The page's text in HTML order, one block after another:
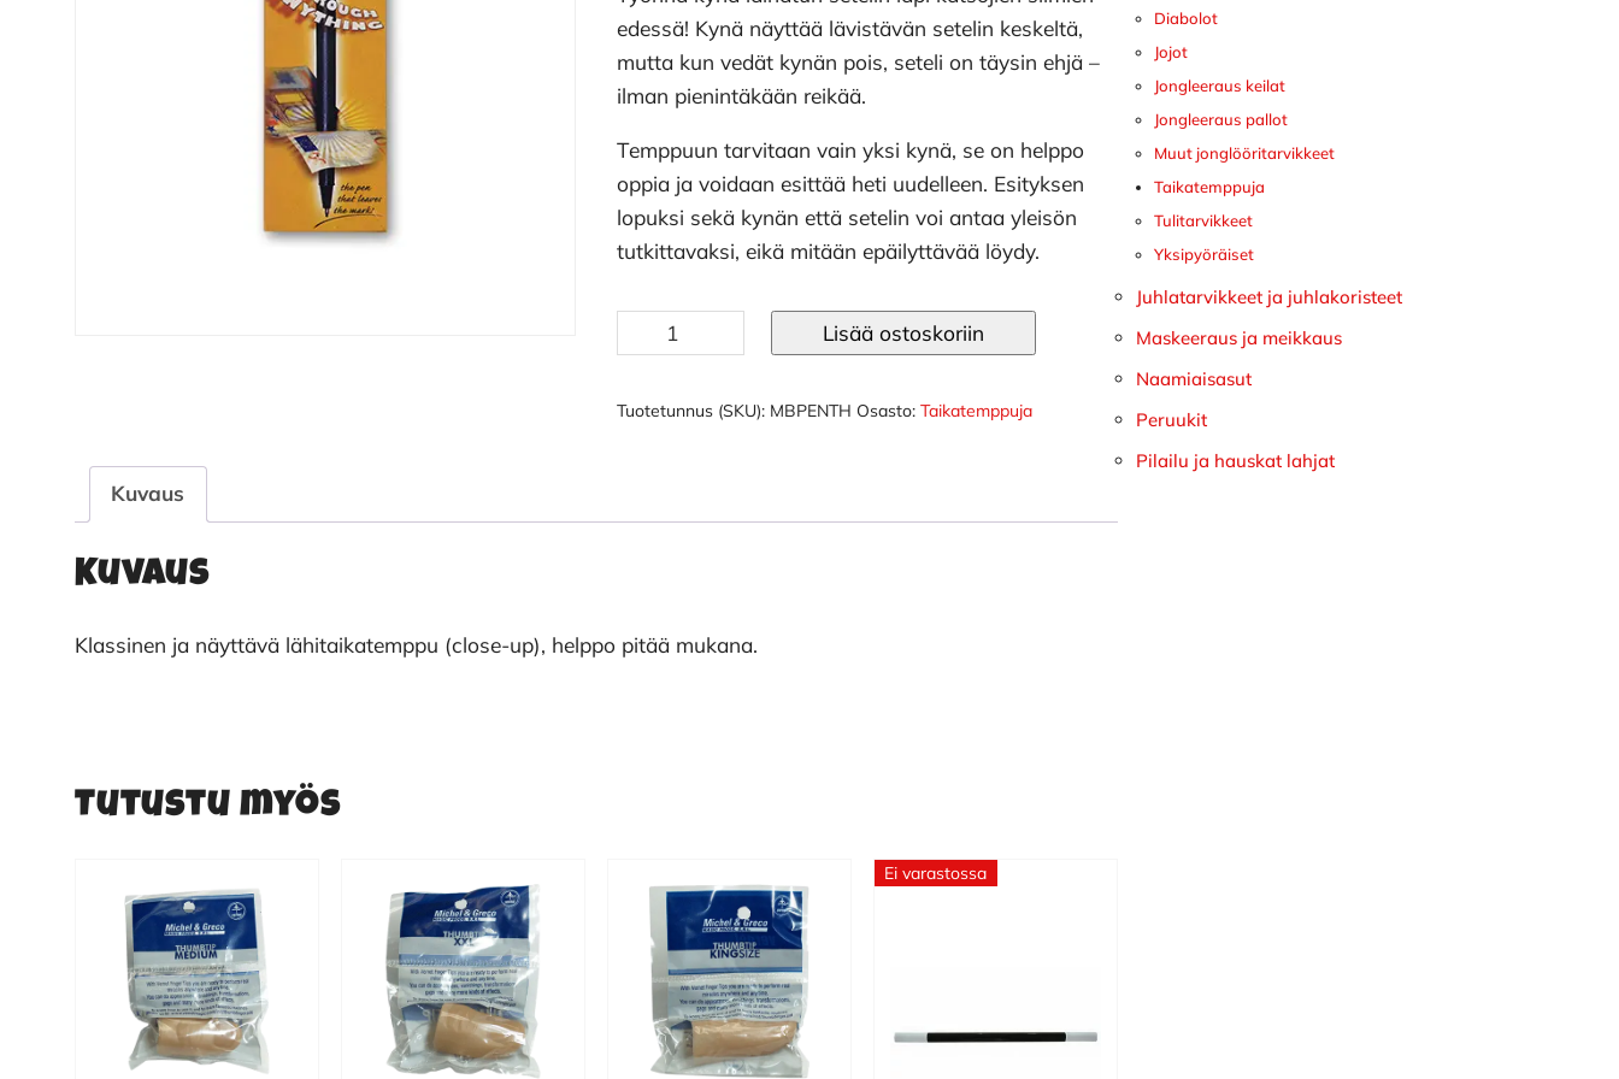
edessä! Kynä näyttää lävistävän setelin keskeltä,
mutta kun vedät kynän pois, seteli on täysin ehjä –
ilman pienintäkään reikää.
Temppuun tarvitaan vain yksi kynä, se on helppo
oppia ja voidaan esittää heti uudelleen. Esityksen
lopuksi sekä kynän että setelin voi antaa yleisön
tutkittavaksi, eikä mitään epäilyttävää löydy.
Taikatemppu
kynä
läpi
Lisää ostoskoriin
Tuotetunnus (SKU): MBPENTH Osasto:Taikatemppuja
Kuvaus
Kuvaus
Klassinen ja näyttävä lähitaikatemppu (close-up), helppo pitää mukana.
Tutustu myös
Ei varastossa
Diabolot
Jojot
Jongleeraus keilat
Jongleeraus pallot
Muut jonglööritarvikkeet
Taikatemppuja
Tulitarvikkeet
Yksipyöräiset
Juhlatarvikkeet ja juhlakoristeet
Maskeeraus ja meikkaus
Naamiaisasut
Peruukit
Pilailu ja hauskat lahjat